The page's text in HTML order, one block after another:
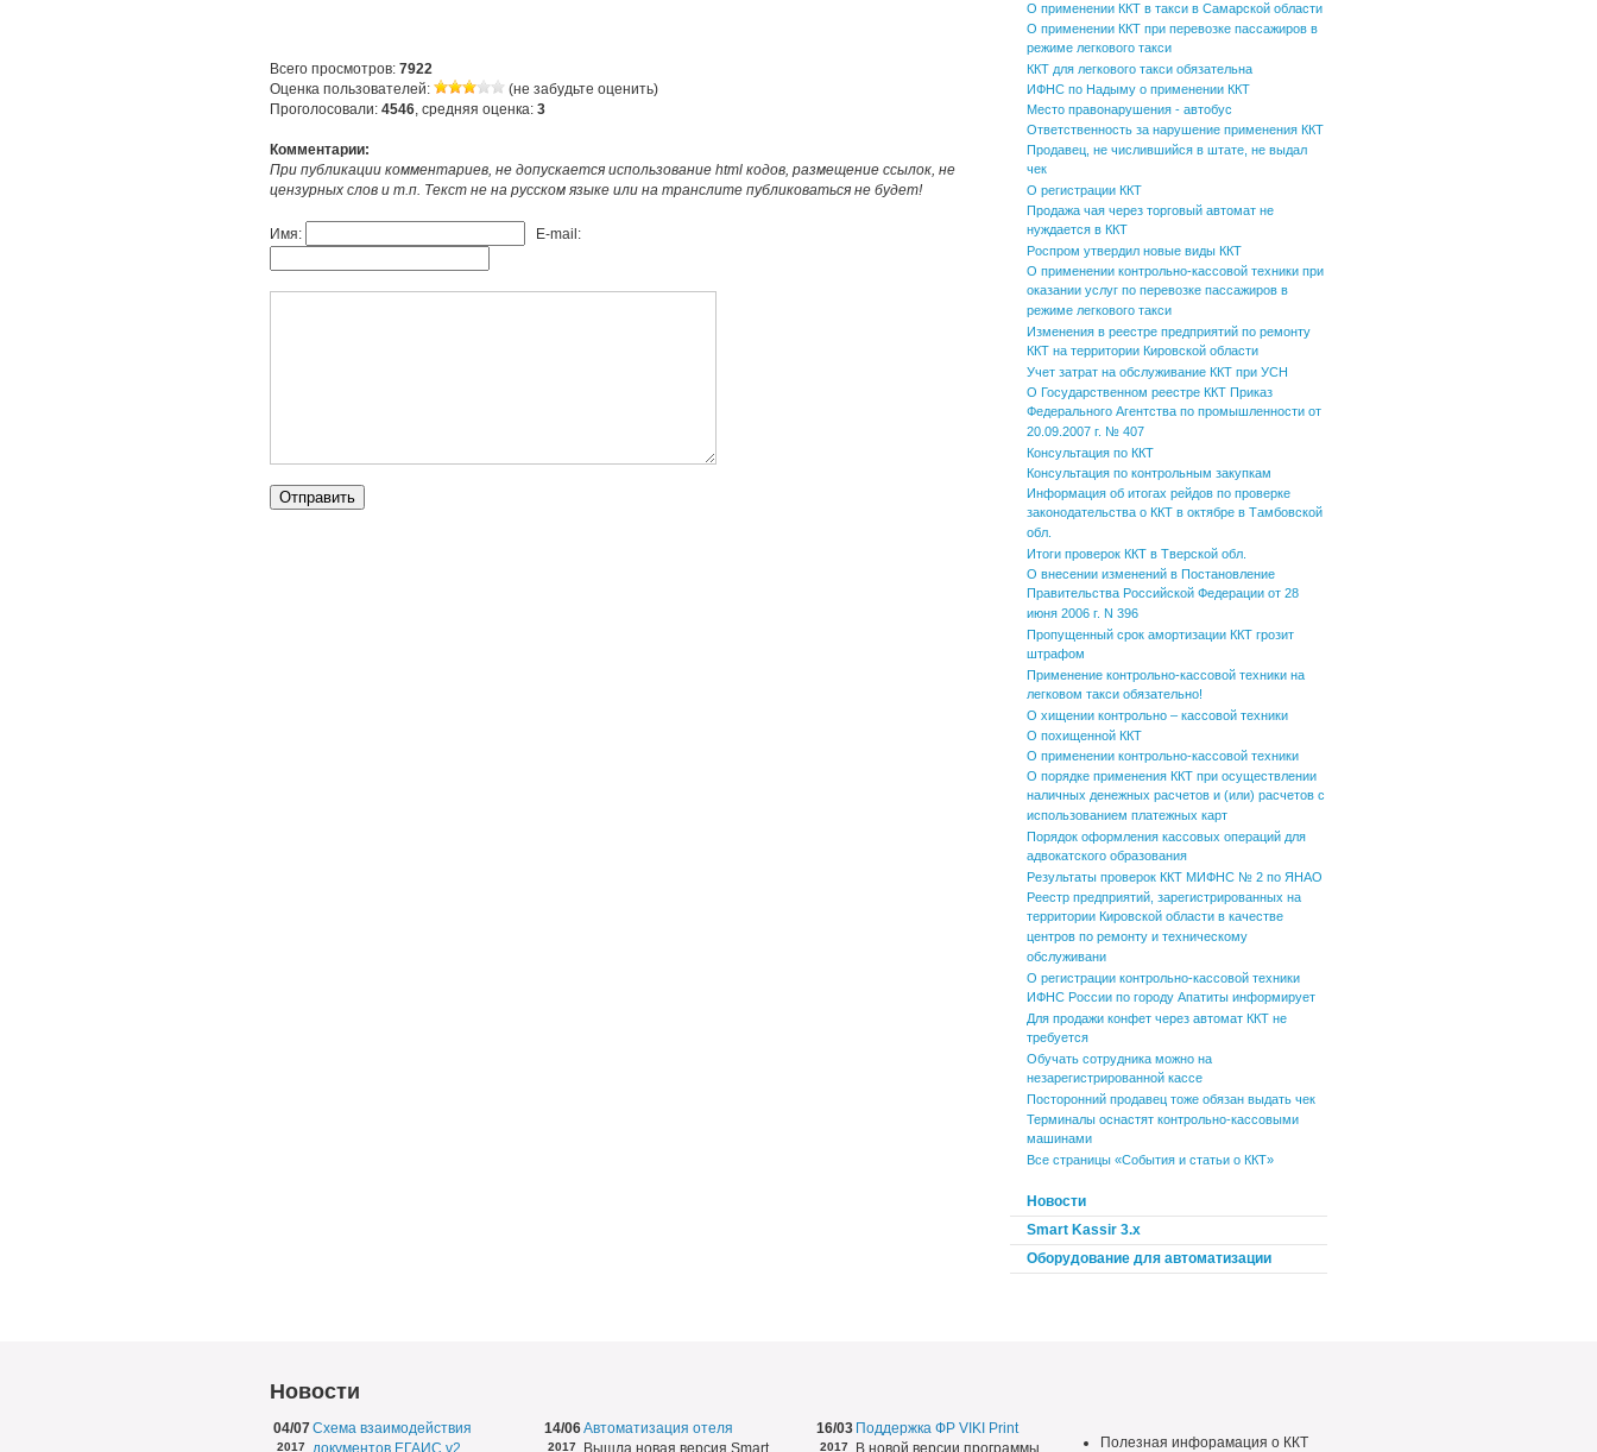
Всего просмотров: 7922
Оценка пользователей:
(не забудьте оценить)
Проголосовали: 4546, средняя оценка: 3
Комментарии:
При публикации комментариев, не допускается использование html кодов, размещение ссылок, не
цензурных слов и т.п. Текст не на русском языке или на транслите публиковаться не будет!
Имя: E-mail:
О применении ККТ в такси в Самарской области
О применении ККТ при перевозке пассажиров в
режиме легкового такси
ККТ для легкового такси обязательна
ИФНС по Надыму о применении ККТ
Место правонарушения - автобус
Ответственность за нарушение применения ККТ
Продавец, не числившийся в штате, не выдал
чек
О регистрации ККТ
Продажа чая через торговый автомат не
нуждается в ККТ
Роспром утвердил новые виды ККТ
О применении контрольно-кассовой техники при
оказании услуг по перевозке пассажиров в
режиме легкового такси
Изменения в реестре предприятий по ремонту
ККТ на территории Кировской области
Учет затрат на обслуживание ККТ при УСН
О Государственном реестре ККТ Приказ
Федерального Агентства по промышленности от
20.09.2007 г. № 407
Консультация по ККТ
Консультация по контрольным закупкам
Информация об итогах рейдов по проверке
законодательства о ККТ в октябре в Тамбовской
обл.
Итоги проверок ККТ в Тверской обл.
О внесении изменений в Постановление
Правительства Российской Федерации от 28
июня 2006 г. N 396
Пропущенный срок амортизации ККТ грозит
штрафом
Применение контрольно-кассовой техники на
легковом такси обязательно!
О хищении контрольно – кассовой техники
О похищенной ККТ
О применении контрольно-кассовой техники
О порядке применения ККТ при осуществлении
наличных денежных расчетов и (или) расчетов с
использованием платежных карт
Порядок оформления кассовых операций для
адвокатского образования
Результаты проверок ККТ МИФНС № 2 по ЯНАО
Реестр предприятий, зарегистрированных на
территории Кировской области в качестве
центров по ремонту и техническому
обслуживани
О регистрации контрольно-кассовой техники
ИФНС России по городу Апатиты информирует
Для продажи конфет через автомат ККТ не
требуется
Обучать сотрудника можно на
незарегистрированной кассе
Посторонний продавец тоже обязан выдать чек
Терминалы оснастят контрольно-кассовыми
машинами
Все страницы «События и статьи о ККТ»
Новости
Smart Kassir 3.x
Оборудование для автоматизации
Новости
04/07
2017
Схема взаимодействия
документов ЕГАИС v2
14/06
2017
Автоматизация отеля
Вышла новая версия Smart
16/03
2017
Поддержка ФР VIKI Print
В новой версии программы
Полезная инфорамация о ККТ